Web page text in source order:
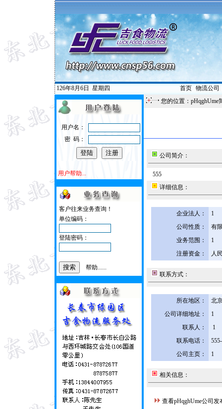
126年8月6日 星期四 首页| 物流公司
用户名：
密 码：
用户帮助...
客户往来业务查询！
单位编码：
登陆密码：
帮助......
您的位置：pHqghUme
公司简介：
555
详细信息：
企业法人：
1
公司性质：
有
业务范围：
1
注册资金：
人
联系方式：
所在地区：
北
公司详细地址：
1
联系人：
1
联系电话：
公司主页：
1
相关信息：
查看pHqghUme公司发